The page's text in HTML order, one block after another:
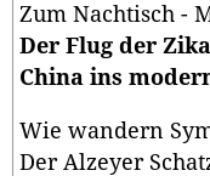
Zum Nachtisch -
Der Flug der
China ins
Wie wandern
Der Alzeyer